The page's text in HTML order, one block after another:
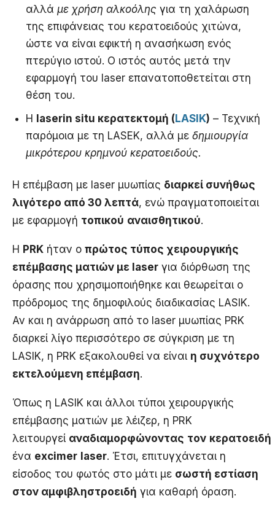
αλλά με χρήση αλκοόλης για τη χαλάρωση
της επιφάνειας του κερατοειδούς χιτώνα,
ώστε να είναι εφικτή η ανασήκωση ενός
πτερύγιο ιστού. Ο ιστός αυτός μετά την
εφαρμογή του laser επανατοποθετείται στη
θέση του.
Η laserin situ κερατεκτομή (LASIK) – Τεχνική
παρόμοια με τη LASEK, αλλά με δημιουργία
μικρότερου κρημνού κερατοειδούς.
Η επέμβαση με laser μυωπίας διαρκεί συνήθως
λιγότερο από 30 λεπτά, ενώ πραγματοποιείται
με εφαρμογή τοπικού αναισθητικού.
Η PRK ήταν ο πρώτος τύπος χειρουργικής
επέμβασης ματιών με laser για διόρθωση της
όρασης που χρησιμοποιήθηκε και θεωρείται ο
πρόδρομος της δημοφιλούς διαδικασίας LASIK.
Αν και η ανάρρωση από το laser μυωπίας PRK
διαρκεί λίγο περισσότερο σε σύγκριση με τη
LASIK, η PRK εξακολουθεί να είναι η συχνότερο
εκτελούμενη επέμβαση.
Όπως η LASIK και άλλοι τύποι χειρουργικής
επέμβασης ματιών με λέιζερ, η PRK
λειτουργεί αναδιαμορφώνοντας τον κερατοειδή
ένα excimer laser. Έτσι, επιτυγχάνεται η
είσοδος του φωτός στο μάτι με σωστή εστίαση
στον αμφιβληστροειδή για καθαρή όραση.